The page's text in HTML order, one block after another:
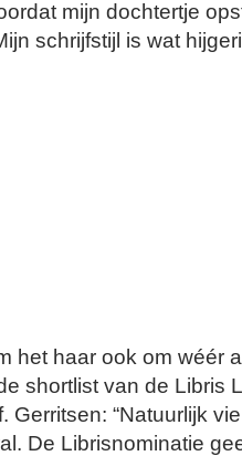
mijn dochtertje
schrijfstijl is wat
het haar ook om wéér
shortlist van de Libris
Gerritsen: “Natuurlijk
De Librisnominatie